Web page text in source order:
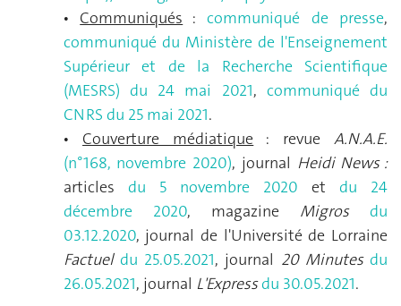
• Communiqués : communiqué de presse,
communiqué du Ministère de l'Enseignement
Supérieur et de la Recherche Scientifique
(MESRS) du 24 mai 2021, communiqué du
CNRS du 25 mai 2021.
• Couverture médiatique : revueA.N.A.E.
(n°168, novembre 2020), journal Heidi News :
articles du 5 novembre 2020 et du 24
décembre 2020, magazine Migrosdu
03.12.2020, journal de l'Université de Lorraine
Factuel du 25.05.2021, journal 20 Minutes du
26.05.2021, journal L'Expressdu 30.05.2021.